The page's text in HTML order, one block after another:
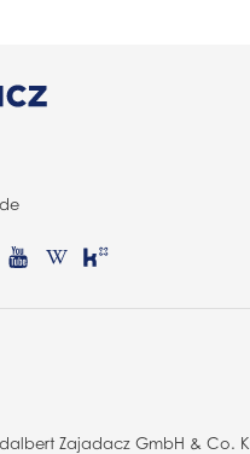
Zajadacz GmbH & Co.